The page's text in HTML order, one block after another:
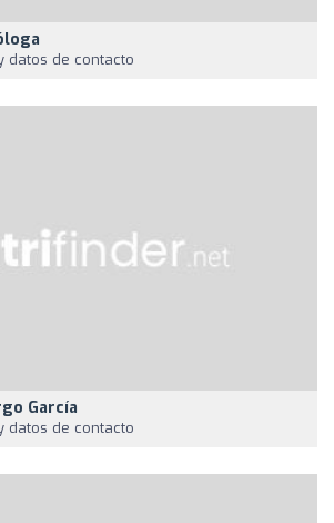
datos de contacto
García
datos de contacto